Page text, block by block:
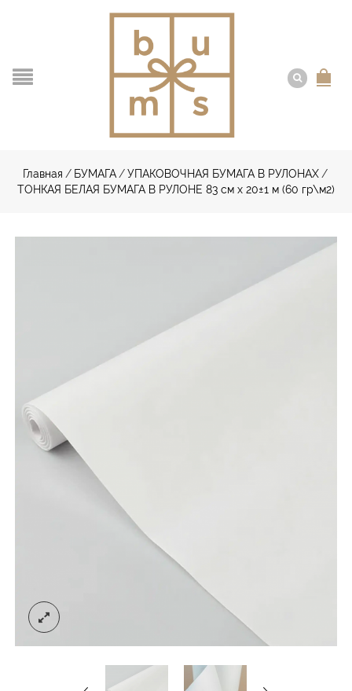
Главная / БУМАГА / УПАКОВОЧНАЯ БУМАГА В РУЛОНАХ /
ТОНКАЯ БЕЛАЯ БУМАГА В РУЛОНЕ 83 см х 20±1 м (60 гр\м2)